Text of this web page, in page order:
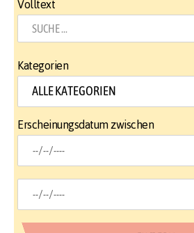
Volltext
Kategorien
Erscheinungsdatum zwischen